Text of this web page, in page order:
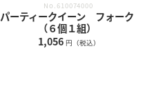
No.610074000
パーティークイーン フォーク
（６個１組）
1,056 円（税込）